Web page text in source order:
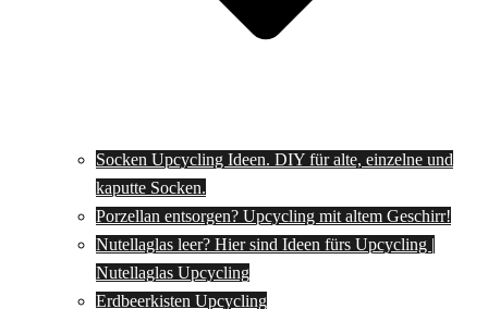
Socken Upcycling Ideen. DIY für alte, einzelne und
kaputte Socken.
Porzellan entsorgen? Upcycling mit altem Geschirr!
Nutellaglas leer? Hier sind Ideen fürs Upcycling |
Nutellaglas Upcycling
Erdbeerkisten Upcycling